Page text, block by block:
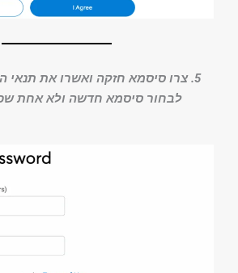
5. צרו סיסמא חזקה ואשרו את תנאי
לבחור סיסמא חדשה ולא אחת